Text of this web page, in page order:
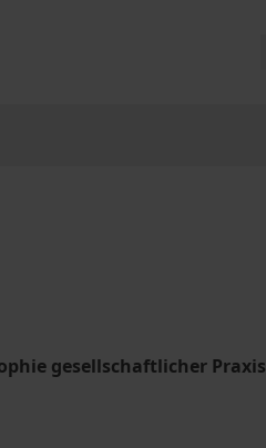
gesellschaftlicher Praxis